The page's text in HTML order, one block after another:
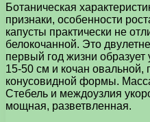
Ботаническая
признаки, особенности
капусты практически не
белокочанной. Это
первый год жизни
15-50 см и кочан овальной,
конусовидной формы.
Стебель и междоузлия
мощная, разветвленная.